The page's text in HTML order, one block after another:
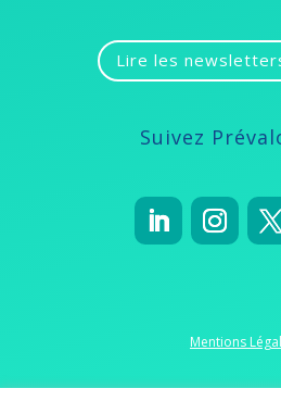
Lire les
Suivez
Mentions